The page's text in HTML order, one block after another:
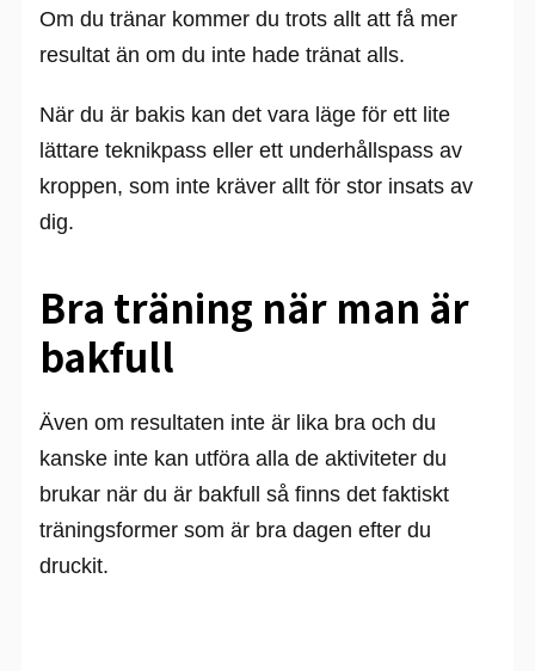
Om du tränar kommer du trots allt att få mer
resultat än om du inte hade tränat alls.
När du är bakis kan det vara läge för ett lite
lättare teknikpass eller ett underhållspass av
kroppen, som inte kräver allt för stor insats av
dig.
Bra träning när man är
bakfull
Även om resultaten inte är lika bra och du
kanske inte kan utföra alla de aktiviteter du
brukar när du är bakfull så finns det faktiskt
träningsformer som är bra dagen efter du
druckit.